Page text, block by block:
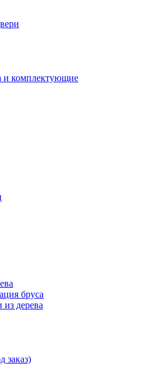
и комплектующие
бруса
дерева
заказ)